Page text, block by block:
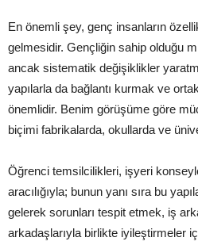
En önemli şey, genç insanların
gelmesidir. Gençliğin sahip olduğu
ancak sistematik değişiklikler
yapılarla da bağlantı kurmak ve
önemlidir. Benim görüşüme göre
biçimi fabrikalarda, okullarda ve
Öğrenci temsilcilikleri, işyeri
aracılığıyla; bunun yanı sıra bu
gelerek sorunları tespit etmek, iş
arkadaşlarıyla birlikte iyileştirmeler